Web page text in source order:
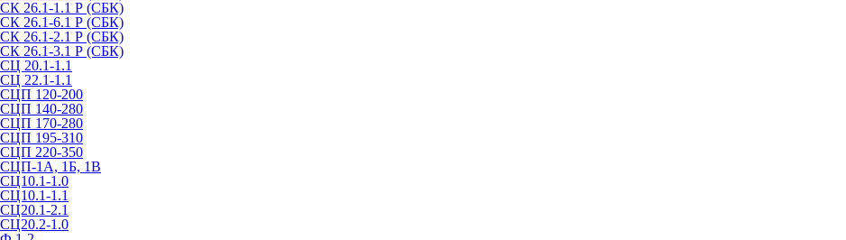
СК 26.1-1.1 Р (СБК)
СК 26.1-6.1 Р (СБК)
СК 26.1-2.1 Р (СБК)
СК 26.1-3.1 Р (СБК)
СЦ 20.1-1.1
СЦ 22.1-1.1
СЦП 120-200
СЦП 140-280
СЦП 170-280
СЦП 195-310
СЦП 220-350
СЦП-1А, 1Б, 1В
СЦ10.1-1.0
СЦ10.1-1.1
СЦ20.1-2.1
СЦ20.2-1.0